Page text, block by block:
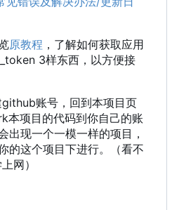
原教程 ，了解如何获取应用
3样东西，以方便接
账号，回到本项目页
本项目的代码到你自己的账
出现一个一模一样的项目，
的这个项目下进行。（看不
网）